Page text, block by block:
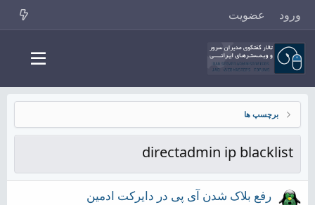
ورود عضویت
برچسپ ها
directadmin ip blacklist
رفع بلاک شدن آی پی در دایرکت ادمین